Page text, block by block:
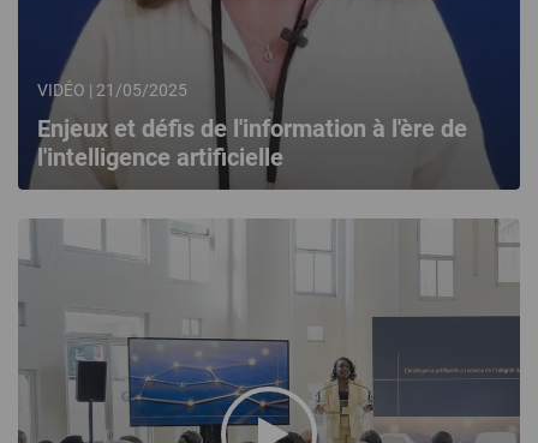
VIDÉO | 21/05/2025
Enjeux et défis de l'information à l'ère de
l'intelligence artificielle